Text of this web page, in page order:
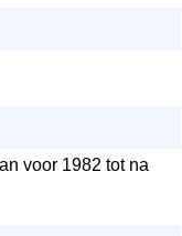
voor 1982 tot na